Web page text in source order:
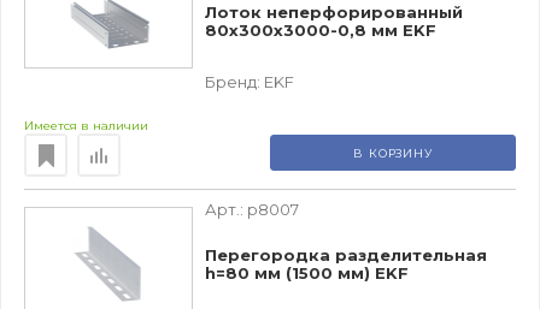
Лоток неперфорированный
80х300х3000-0,8 мм EKF
Бренд: EKF
Имеется в наличии
В КОРЗИНУ
Арт.: p8007
Перегородка разделительная
h=80 мм (1500 мм) EKF